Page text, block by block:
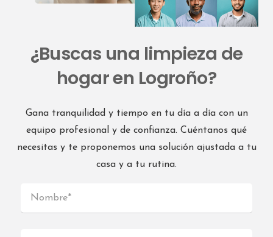
¿Buscas una limpieza de
hogar en Logroño?
Gana tranquilidad y tiempo en tu día a día con un
equipo profesional y de confianza. Cuéntanos qué
necesitas y te proponemos una solución ajustada a tu
casa y a tu rutina.